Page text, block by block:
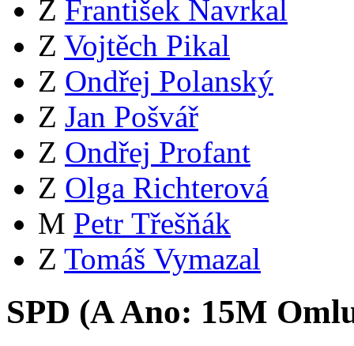
Z František Navrkal
Z Vojtěch Pikal
Z Ondřej Polanský
Z Jan Pošvář
Z Ondřej Profant
Z Olga Richterová
M Petr Třešňák
Z Tomáš Vymazal
SPD (AAno: 15M